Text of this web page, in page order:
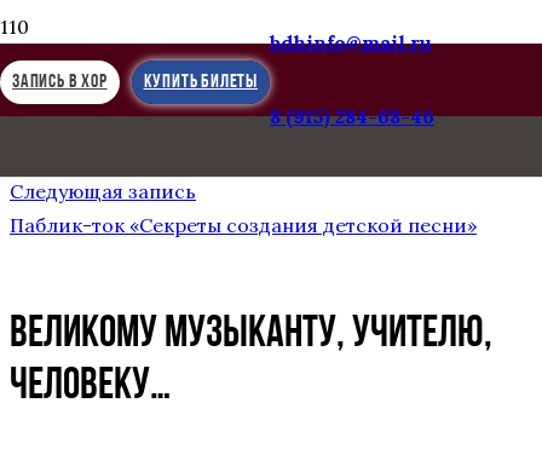
ЗАПИСЬ В ХОР КУПИТЬ БИЛЕТЫ
bdhinfo@mail.ru
8 (915) 284-68-46
Предыдущая запись
Следующая запись
Паблик-ток «Секреты создания детской песни»
ВЕЛИКОМУ МУЗЫКАНТУ, УЧИТЕЛЮ,
ЧЕЛОВЕКУ…